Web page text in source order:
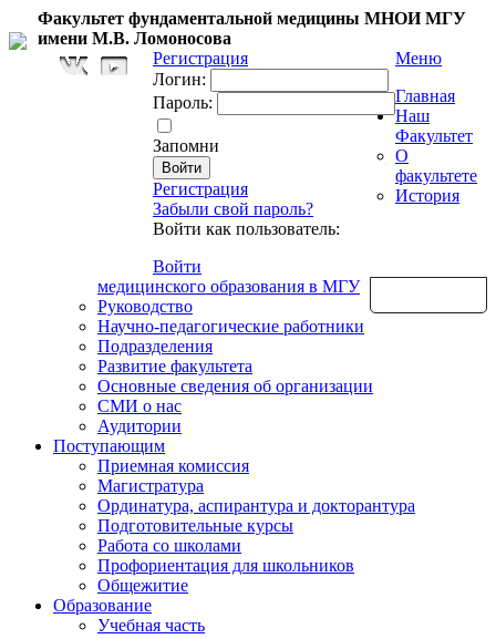
Факультет фундаментальной медицины МНОИ МГУ
имени М.В. Ломоносова
Регистрация
Логин:
Пароль:
Запомни
Регистрация
Забыли свой пароль?
Войти как пользователь:
Войти
Меню
Главная
Наш
Факультет
О
факультете
История
медицинского образования в МГУ
Руководство
Научно-педагогические работники
Подразделения
Развитие факультета
Основные сведения об организации
СМИ о нас
Аудитории
Поступающим
Приемная комиссия
Магистратура
Ординатура, аспирантура и докторантура
Подготовительные курсы
Работа со школами
Профориентация для школьников
Общежитие
Образование
Учебная часть